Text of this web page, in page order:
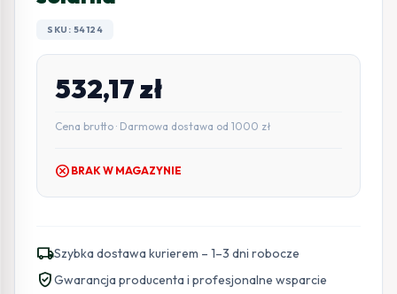
SKU: 54124
532,17zł
Cena brutto · Darmowa dostawa od 1000 zł
cancel BRAK W MAGAZYNIE
local_shippingSzybka dostawa kurierem – 1–3 dni robocze
verified_userGwarancja producenta i profesjonalne wsparcie